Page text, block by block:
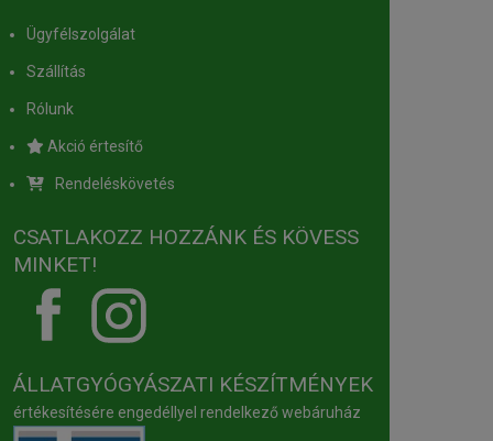
Ügyfélszolgálat
Szállítás
Rólunk
Akció értesítő
Rendeléskövetés
CSATLAKOZZ HOZZÁNK ÉS KÖVESS
MINKET!
ÁLLATGYÓGYÁSZATI KÉSZÍTMÉNYEK
értékesítésére engedéllyel rendelkező webáruház